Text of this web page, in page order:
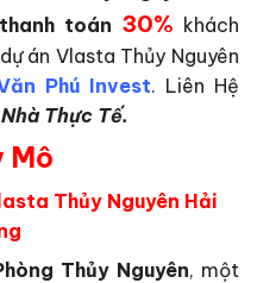
toán 30% khách
án Vlasta Thủy Nguyên
Phú Invest. Liên Hệ
Thực Tế.
Mô
Thủy Nguyên Hải
Thủy Nguyên, một